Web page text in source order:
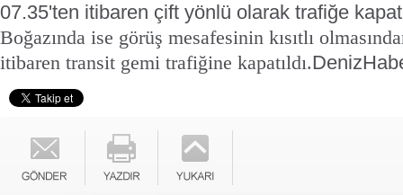
07.35'ten itibaren çift yönlü olarak trafiğe
Boğazında ise görüş mesafesinin kısıtlı
itibaren transit gemi trafiğine kapatıldı.